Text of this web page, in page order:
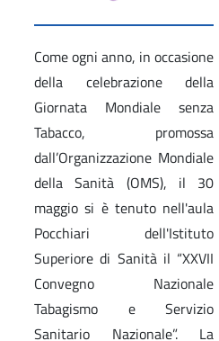
Come ogni anno, in occasione
della celebrazione della
Giornata Mondiale senza
Tabacco, promossa
dall’Organizzazione Mondiale
della Sanità (OMS), il 30
maggio si è tenuto nell'aula
Pocchiari dell'Istituto
Superiore di Sanità il “XXVII
Convegno Nazionale
Tabagismo e Servizio
Sanitario Nazionale”. La